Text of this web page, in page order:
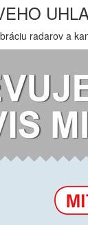
radarov a